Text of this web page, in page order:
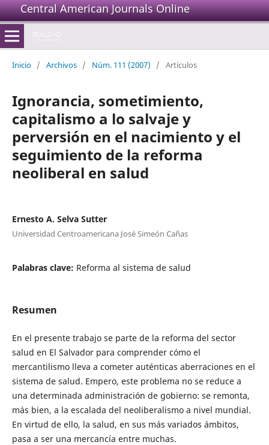
Central American Journals Online
Inicio / Archivos / Núm. 111 (2007) / Artículos
Ignorancia, sometimiento,
capitalismo a lo salvaje y
perversión en el nacimiento y el
seguimiento de la reforma
neoliberal en salud
Ernesto A. Selva Sutter
Universidad Centroamericana José Simeón Cañas
Palabras clave: Reforma al sistema de salud
Resumen
En el presente trabajo se parte de la reforma del sector
salud en El Salvador para comprender cómo el
mercantilismo lleva a cometer auténticas aberraciones en el
sistema de salud. Empero, este problema no se reduce a
una determinada administración de gobierno: se remonta,
más bien, a la escalada del neoliberalismo a nivel mundial.
En virtud de ello, la salud, en sus más variados ámbitos,
pasa a ser una mercancía entre muchas.